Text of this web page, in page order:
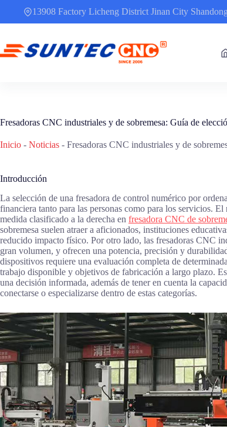
contenido
13908 Factory Licheng District Jinan City
Fresadoras CNC industriales y de sobremesa: Guía de
Inicio - Noticias - Fresadoras CNC industriales y de
Introducción
La selección de una fresadora de control numérico por
financiera tanto para las personas como para los servicios.
medida clasificado a la derecha en fresadora CNC de
sobremesa suelen atraer a aficionados, instituciones
reducido impacto físico. Por otro lado, las fresadoras CNC
gran volumen, y ofrecen una potencia, precisión y
dispositivos requiere una evaluación completa de
trabajo disponible y objetivos de fabricación a largo plazo.
una decisión informada, además de tener en cuenta la
conectarse o especializarse dentro de estas categorías.